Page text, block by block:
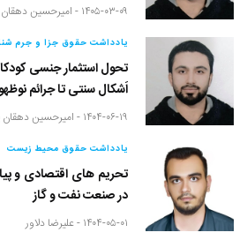
۱۴۰۵-۰۳-۰۹ - امیرحسین دهقان
یادداشت حقوق جزا و جرم
تحول استثمار جنسی
اَشکال سنتی تا جرائم
۱۴۰۴-۰۶-۱۹ - امیرحسین دهقان
یادداشت حقوق محیط زیست
تحریم های اقتصادی و
در صنعت نفت و گاز
۱۴۰۴-۰۵-۰۱ - علیرضا دلاور